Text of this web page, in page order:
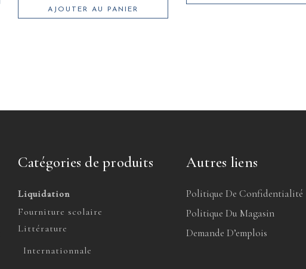
AJOUTER AU PANIER
Catégories de produits
Liquidation
Fourniture scolaire
Littérature
Internationnale
Autres liens
Politique De Confidentialité
Politique Du Magasin
Demande D’emplois